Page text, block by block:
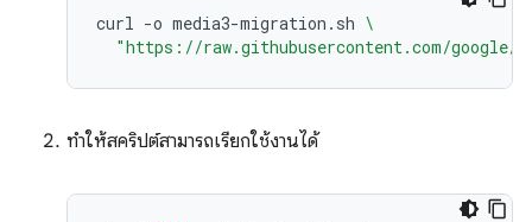
curl -o media3-migration.sh \
"https://raw.githubusercontent.com/google/
ทำให้สคริปต์สามารถเรียกใช้งานได้